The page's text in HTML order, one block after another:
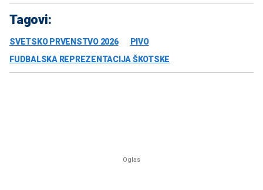
Tagovi:
SVETSKO PRVENSTVO 2026
PIVO
FUDBALSKA REPREZENTACIJA ŠKOTSKE